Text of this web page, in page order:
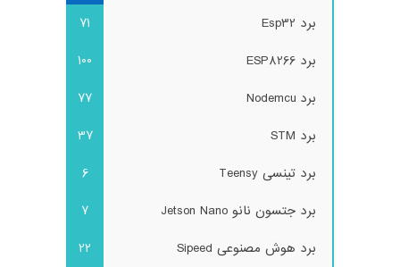
برد Esp32
71
برد ESP8266
100
برد Nodemcu
77
برد STM
37
برد تینسی Teensy
6
برد جتسون نانو Jetson Nano
7
برد هوش مصنوعی Sipeed
22